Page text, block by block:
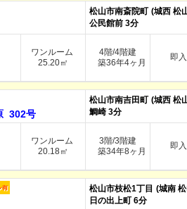
松山市南斎院町 (城西 松
公民館前 3分
ワンルーム
25.20㎡
4階/4階建
築36年4ヶ月
即
302号
松山市南吉田町 (城西 松
鯛崎 3分
ワンルーム
20.18㎡
3階/3階建
築34年8ヶ月
即
松山市枝松1丁目 (城南
日の出上町 6分